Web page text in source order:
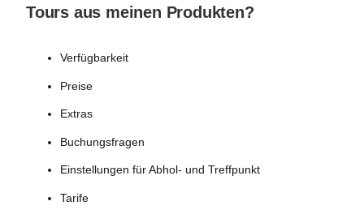
Tours aus meinen Produkten?
Verfügbarkeit
Preise
Extras
Buchungsfragen
Einstellungen für Abhol- und Treffpunkt
Tarife